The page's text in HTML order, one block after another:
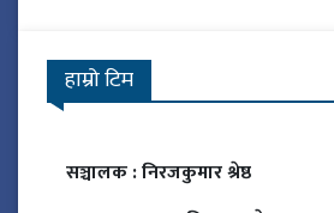
हाम्रो टिम
सञ्चालक :निरजकुमार श्रेष्ठ